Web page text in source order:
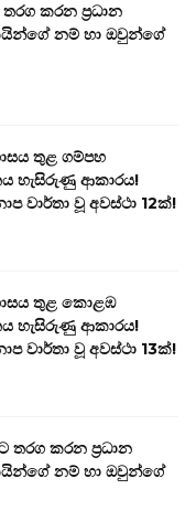
කරන ප්‍රධාන
නම් හා ඔවුන්ගේ
තුළ ගම්පහ
හැසිරුණු ආකාරය!
වාර්තා වූ අවස්ථා 12ක්!
තුළ කොළඹ
හැසිරුණු ආකාරය!
වාර්තා වූ අවස්ථා 13ක්!
තරග කරන ප්‍රධාන
නම් හා ඔවුන්ගේ